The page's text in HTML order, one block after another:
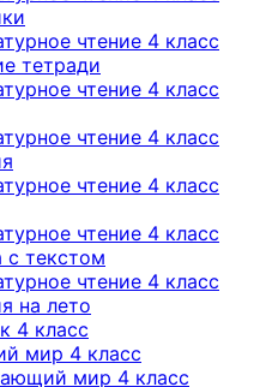
чтение 4 класс
тетради
чтение 4 класс
чтение 4 класс
чтение 4 класс
чтение 4 класс
с текстом
чтение 4 класс
на лето
4 класс
мир 4 класс
мир 4 класс